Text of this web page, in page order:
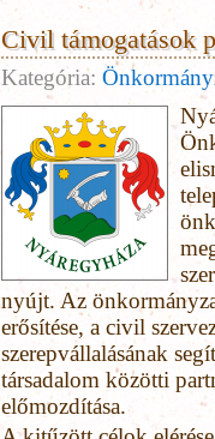
Civil támogatások
Kategória:
nyújt. Az
erősítése, a civil
szerepvállalásának
társadalom közötti
előmozdítása.